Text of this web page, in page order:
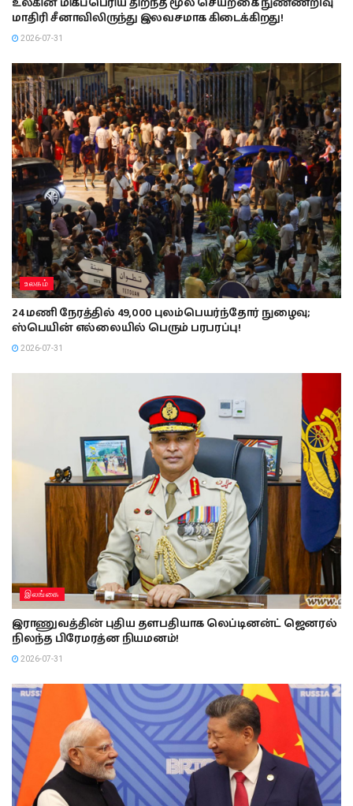
மாதிரி சீனாவிலிருந்து இலவசமாக கிடைக்கிறது!
2026-07-31
உலகம்
24 மணி நேரத்தில் 49,000 புலம்பெயர்ந்தோர் நுழைவு;
ஸ்பெயின் எல்லையில் பெரும் பரபரப்பு!
2026-07-31
இலங்கை
இராணுவத்தின் புதிய தளபதியாக லெப்டினன்ட் ஜெனரல்
நிலந்த பிரேமரத்ன நியமனம்!
2026-07-31